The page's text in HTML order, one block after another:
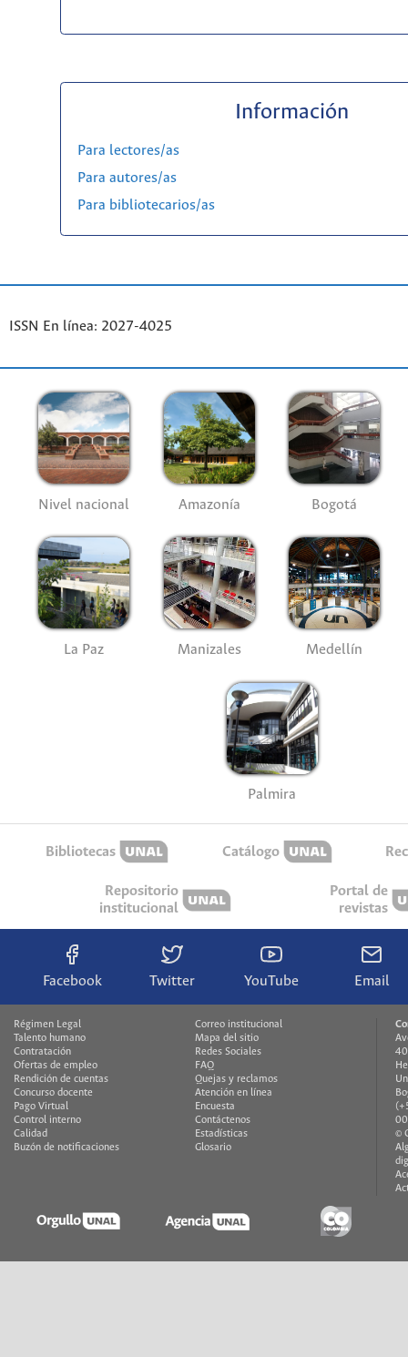
Información
Para lectores/as
Para autores/as
Para bibliotecarios/as
ISSN En línea: 2027-4025
Nivel nacional Amazonía Bogotá
La Paz Manizales Medellín
Palmira
Bibliotecas Catálogo
Repositorio
institucional
Portal de
revistas
Facebook Twitter YouTube Email
Régimen Legal
Talento humano
Contratación
Ofertas de empleo
Rendición de cuentas
Concurso docente
Pago Virtual
Control interno
Calidad
Buzón de notificaciones
Correo institucional
Mapa del sitio
Redes Sociales
FAQ
Quejas y reclamos
Atención en línea
Encuesta
Contáctenos
Estadísticas
Glosario
©